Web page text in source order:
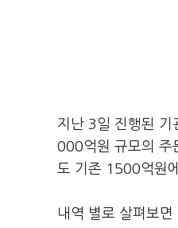
지난 3일 진행된
000억원 규모의 주
도 기존 1500억원
내역 별로 살펴보